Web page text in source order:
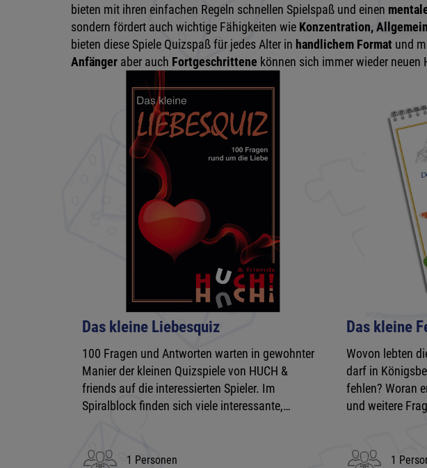
bieten mit ihren einfachen Regeln schnellen Spielspaß und einen
sondern fördert auch wichtige Fähigkeiten wie Konzentration,
bieten diese Spiele Quizspaß für jedes Alter in handlichem Format und
Anfänger aber auch Fortgeschrittene können sich immer wieder neuen
Das kleine Liebesquiz
100 Fragen und Antworten warten in gewohnter
Manier der kleinen Quizspiele von HUCH &
friends auf die interessierten Spieler. Im
Spiralblock finden sich viele interessante,…
1 Personen
Das kleine
Wovon lebten
darf in
fehlen? Woran
und weitere
1